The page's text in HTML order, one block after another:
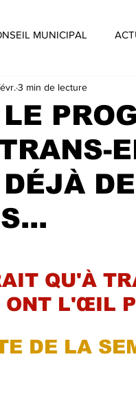
MUNICIPAL
TA GEULE
ELECTIONS
3 min de lecture
5.
QU'À
ONT L'ŒIL
DE LA